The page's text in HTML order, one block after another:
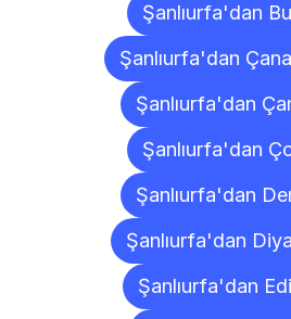
Şanlıurfa'dan
Şanlıurfa'dan
Şanlıurfa'dan
Şanlıurfa'dan
Şanlıurfa'dan
Şanlıurfa'dan
Şanlıurfa'dan